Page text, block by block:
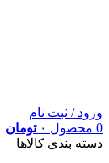
ورود / ثبت نام
0 محصول ۰ تومان
دسته بندی کالاها